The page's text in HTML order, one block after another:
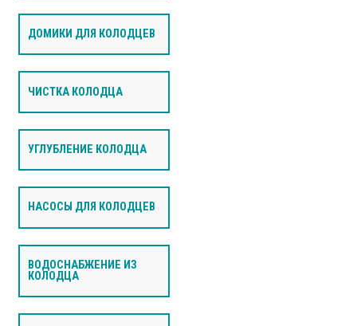
ДОМИКИ ДЛЯ КОЛОДЦЕВ
ЧИСТКА КОЛОДЦА
УГЛУБЛЕНИЕ КОЛОДЦА
НАСОСЫ ДЛЯ КОЛОДЦЕВ
ВОДОСНАБЖЕНИЕ ИЗ
КОЛОДЦА